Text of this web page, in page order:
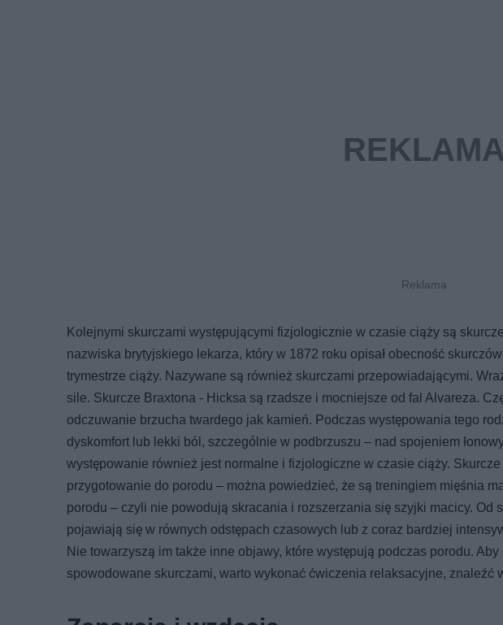
Kolejnymi skurczami występującymi fizjologicznie w czasie ciąży są
nazwiska brytyjskiego lekarza, który w 1872 roku opisał obecność
trymestrze ciąży. Nazywane są również skurczami przepowiadającymi.
sile. Skurcze Braxtona - Hicksa są rzadsze i mocniejsze od fal Alvareza.
odczuwanie brzucha twardego jak kamień. Podczas występowania tego
dyskomfort lub lekki ból, szczególnie w podbrzuszu – nad spojeniem
występowanie również jest normalne i fizjologiczne w czasie ciąży.
przygotowanie do porodu – można powiedzieć, że są treningiem mięśnia
porodu – czyli nie powodują skracania i rozszerzania się szyjki macicy. Od
pojawiają się w równych odstępach czasowych lub z coraz bardziej
Nie towarzyszą im także inne objawy, które występują podczas porodu.
spowodowane skurczami, warto wykonać ćwiczenia relaksacyjne, znaleźć